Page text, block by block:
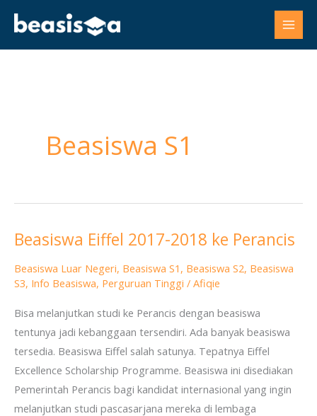
content
Beasiswa S1
Beasiswa Eiffel 2017-2018 ke Perancis
Beasiswa Luar Negeri, Beasiswa S1 , Beasiswa S2, Beasiswa
S3, Info Beasiswa, Perguruan Tinggi / Afiqie
Bisa melanjutkan studi ke Perancis dengan beasiswa
tentunya jadi kebanggaan tersendiri. Ada banyak beasiswa
tersedia. Beasiswa Eiffel salah satunya. Tepatnya Eiffel
Excellence Scholarship Programme. Beasiswa ini disediakan
Pemerintah Perancis bagi kandidat internasional yang ingin
melanjutkan studi pascasarjana mereka di lembaga
Beasiswa
2017-
ke
Perancis